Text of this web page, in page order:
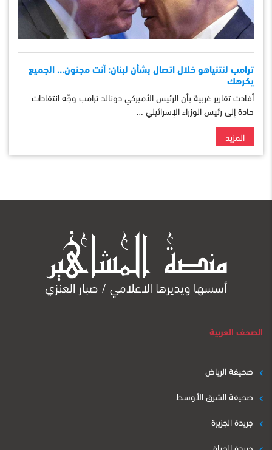
ترامب لنتنياهو خلال اتصال بشأن لبنان: أنتَ مجنون… الجميع
يكرهك
أفادت تقارير غربية بأن الرئيس الأميركي دونالد ترامب وجّه انتقادات
حادة إلى رئيس الوزراء الإسرائيلي …
المزيد
الصحف العربية
صحيفة الرياض
صحيفة الشرق الأوسط
جريدة الجزيرة
جريدة الحياة